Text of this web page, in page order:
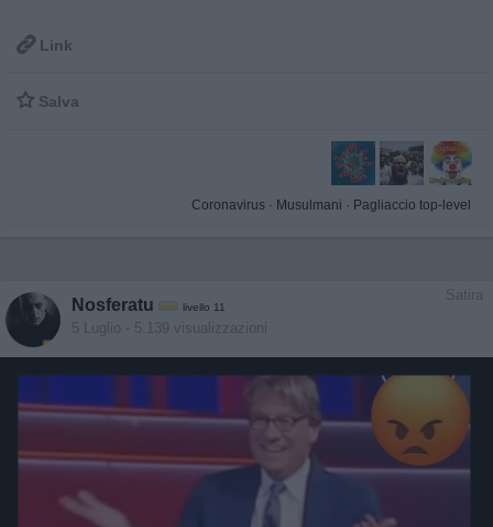
 Link
 Salva
Coronavirus · Musulmani · Pagliaccio top-level
Satira
Nosferatu livello 11
5 Luglio - 5.139 visualizzazioni